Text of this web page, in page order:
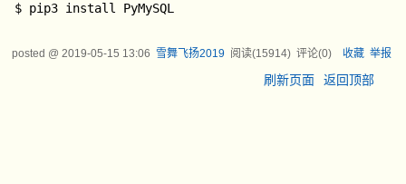
$ pip3 install PyMySQL
posted @ 2019-05-15 13:06 雪舞飞扬2019阅读(15914) 评论(0) 收藏 举报
刷新页面 返回顶部